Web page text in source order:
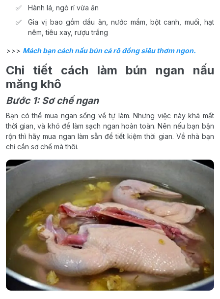
Hành lá, ngò rí vừa ăn
Gia vị bao gồm dầu ăn, nước mắm, bột canh, muối, hạt
nêm, tiêu xay, rượu trắng
>>> Mách bạn cách nấu bún cá rô đồng siêu thơm ngon.
Chi tiết cách làm bún ngan nấu
măng khô
Bước 1: Sơ chế ngan
Bạn có thể mua ngan sống về tự làm. Nhưng việc này khá mất
thời gian, và khó để làm sạch ngan hoàn toàn. Nên nếu bạn bận
rộn thì hãy mua ngan làm sẵn để tiết kiệm thời gian. Về nhà bạn
chỉ cần sơ chế mà thôi.